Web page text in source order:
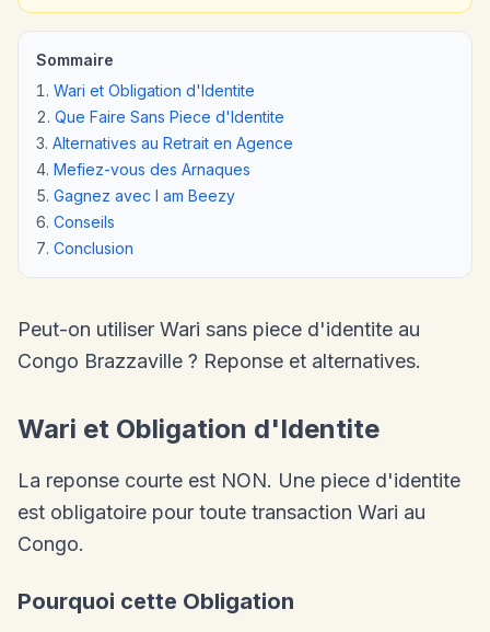
Sommaire
Wari et Obligation d'Identite
Que Faire Sans Piece d'Identite
Alternatives au Retrait en Agence
Mefiez-vous des Arnaques
Gagnez avec I am Beezy
Conseils
Conclusion
Peut-on utiliser Wari sans piece d'identite au
Congo Brazzaville ? Reponse et alternatives.
Wari et Obligation d'Identite
La reponse courte est NON. Une piece d'identite
est obligatoire pour toute transaction Wari au
Congo.
Pourquoi cette Obligation